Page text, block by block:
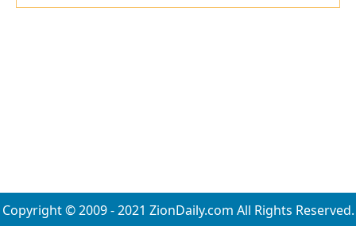
Copyright © 2009 - 2021 ZionDaily.com All Rights Reserved.